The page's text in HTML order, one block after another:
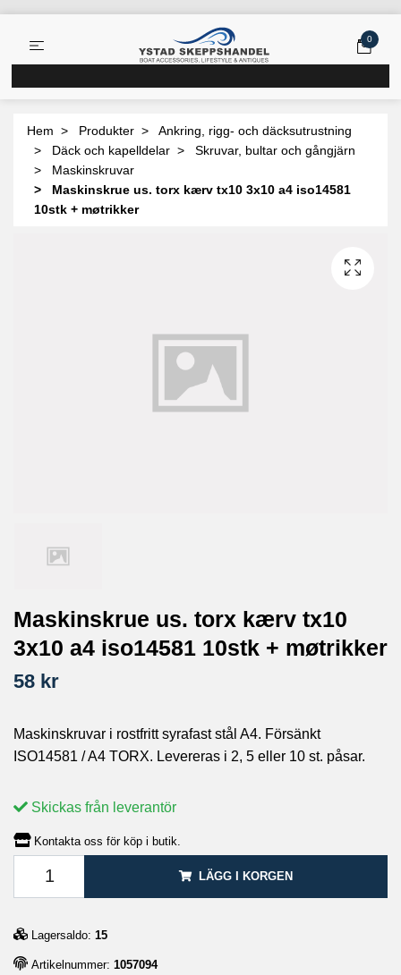
0
Hem Produkter
Ankring, rigg- och däcksutrustning
Däck och kapelldelar
Skruvar, bultar och gångjärn
Maskinskruvar
Maskinskrue us. torx kærv tx10 3x10 a4 iso14581
10stk + møtrikker
Maskinskrue us. torx kærv tx10
3x10 a4 iso14581 10stk + møtrikker
58 kr
Maskinskruvar i rostfritt syrafast stål A4. Försänkt
ISO14581 / A4 TORX. Levereras i 2, 5 eller 10 st. påsar.
Skickas från leverantör
Kontakta oss för köp i butik.
LÄGG I KORGEN
Lagersaldo: 15
Artikelnummer: 1057094